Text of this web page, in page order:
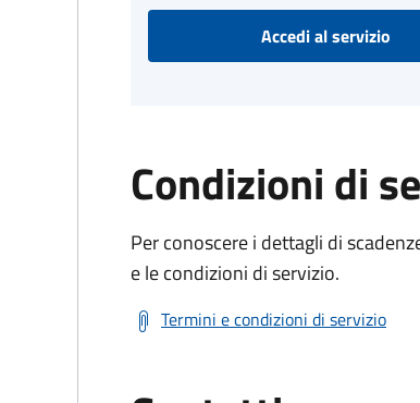
Accedi al servizio
Condizioni di
Per conoscere i dettagli di
e le condizioni di servizio.
Termini e condizioni di servizio